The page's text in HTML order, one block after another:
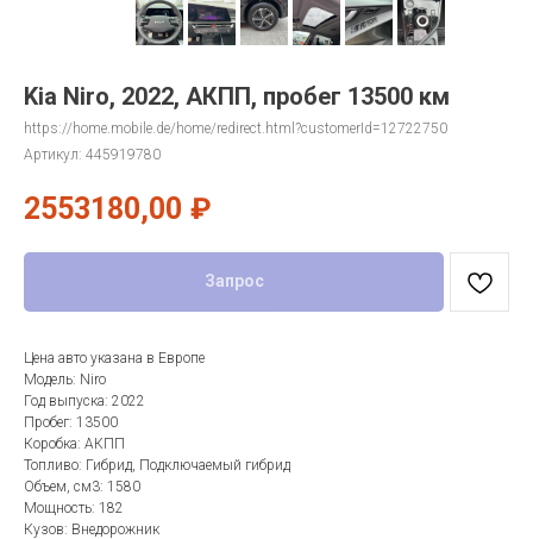
Kia Niro, 2022, АКПП, пробег 13500 км
https://home.mobile.de/home/redirect.html?customerId=12722750
Артикул: 445919780
2553180,00 ₽
Запрос
Цена авто указана в Европе
Модель: Niro
Год выпуска: 2022
Пробег: 13500
Коробка: АКПП
Топливо: Гибрид, Подключаемый гибрид
Объем, см3: 1580
Мощность: 182
Кузов: Внедорожник